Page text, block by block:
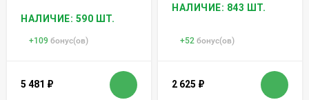
НАЛИЧИЕ: 590 ШТ.
+109 бонус(ов)
5 481 ₽
НАЛИЧИЕ: 843 ШТ.
+52 бонус(ов)
2 625 ₽